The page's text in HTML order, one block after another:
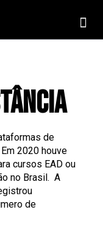
de
2020 houve
cursos EAD ou
no Brasil. A
de